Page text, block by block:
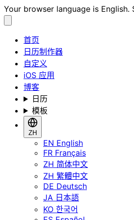
Your browser language is
首页
日历制作器
自定义
iOS 应用
博客
日历
模板
ZH
EN English
FR Français
ZH 简体中文
ZH 繁體中文
DE Deutsch
JA 日本語
KO 한국어